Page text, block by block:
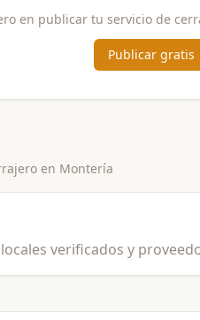
en publicar tu servicio de
Publicar gratis
en Montería
verificados y